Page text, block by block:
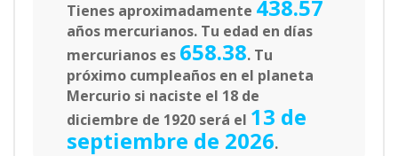
Tienes aproximadamente 438.57
años mercurianos. Tu edad en días
mercurianos es 658.38. Tu
próximo cumpleaños en el planeta
Mercurio si naciste el 18 de
diciembre de 1920 será el 13 de
septiembre de 2026.